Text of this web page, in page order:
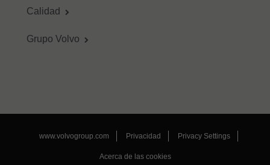
Calidad
Grupo Volvo
www.volvogroup.com Privacidad Privacy Settings
Acerca de las cookies